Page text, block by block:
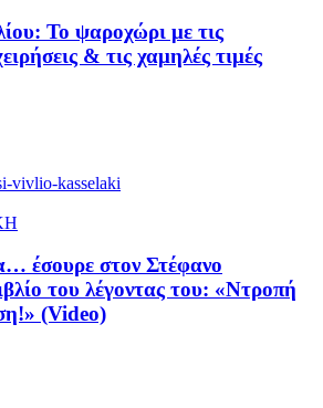
Το ψαροχώρι με τις
& τις χαμηλές τιμές
έσουρε στον Στέφανο
του λέγοντας του: «Ντροπή
(Video)